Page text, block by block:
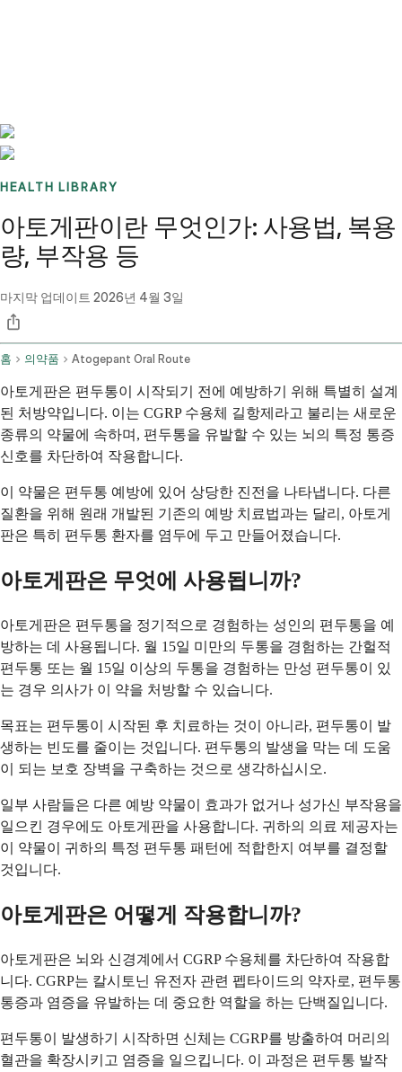
HEALTH LIBRARY
아토게판이란 무엇인가: 사용법, 복용
량, 부작용 등
마지막 업데이트 2026년 4월 3일
홈 의약품 Atogepant Oral Route
아토게판은 편두통이 시작되기 전에 예방하기 위해 특별히 설계
된 처방약입니다. 이는 CGRP 수용체 길항제라고 불리는 새로운
종류의 약물에 속하며, 편두통을 유발할 수 있는 뇌의 특정 통증
신호를 차단하여 작용합니다.
이 약물은 편두통 예방에 있어 상당한 진전을 나타냅니다. 다른
질환을 위해 원래 개발된 기존의 예방 치료법과는 달리, 아토게
판은 특히 편두통 환자를 염두에 두고 만들어졌습니다.
아토게판은 무엇에 사용됩니까?
아토게판은 편두통을 정기적으로 경험하는 성인의 편두통을 예
방하는 데 사용됩니다. 월 15일 미만의 두통을 경험하는 간헐적
편두통 또는 월 15일 이상의 두통을 경험하는 만성 편두통이 있
는 경우 의사가 이 약을 처방할 수 있습니다.
목표는 편두통이 시작된 후 치료하는 것이 아니라, 편두통이 발
생하는 빈도를 줄이는 것입니다. 편두통의 발생을 막는 데 도움
이 되는 보호 장벽을 구축하는 것으로 생각하십시오.
일부 사람들은 다른 예방 약물이 효과가 없거나 성가신 부작용을
일으킨 경우에도 아토게판을 사용합니다. 귀하의 의료 제공자는
이 약물이 귀하의 특정 편두통 패턴에 적합한지 여부를 결정할
것입니다.
아토게판은 어떻게 작용합니까?
아토게판은 뇌와 신경계에서 CGRP 수용체를 차단하여 작용합
니다. CGRP는 칼시토닌 유전자 관련 펩타이드의 약자로, 편두통
통증과 염증을 유발하는 데 중요한 역할을 하는 단백질입니다.
편두통이 발생하기 시작하면 신체는 CGRP를 방출하여 머리의
혈관을 확장시키고 염증을 일으킵니다. 이 과정은 편두통 발작